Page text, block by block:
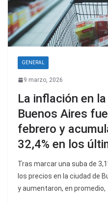
GENERAL
9 marzo, 2026
La inflación en
Buenos Aires
febrero y
32,4% en los
Tras marcar una suba de
los precios en la ciudad de
y aumentaron, en promedio,